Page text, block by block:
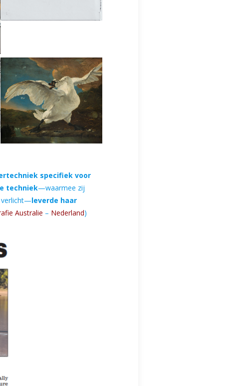
specifiek voor
techniek—waarmee zij
verlicht—leverde haar
Australie – Nederland)